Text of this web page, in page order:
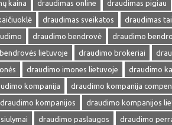
kaina
draudimas online draudimas pigiau
draudimas sveikatos draudimas tai
draudimo bendrovė
draudimo
lietuvoje draudimo brokeriai
draudimo imones lietuvoje draudimo
kompanija
draudimo kompanija
draudimo kompanijos
draudimo kompanijos
draudimo paslaugos
draudimo